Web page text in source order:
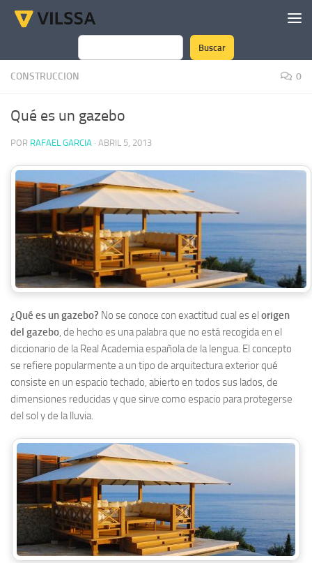
Saltar al contenido
Buscar
Buscar
CONSTRUCCION 0
Qué es un gazebo
POR RAFAEL GARCIA · ABRIL 5, 2013
¿Qué es un gazebo? No se conoce con exactitud cual es el origen
del gazebo, de hecho es una palabra que no está recogida en el
diccionario de la Real Academia española de la lengua. El concepto
se refiere popularmente a un tipo de arquitectura exterior qué
consiste en un espacio techado, abierto en todos sus lados, de
dimensiones reducidas y que sirve como espacio para protegerse
del sol y de la lluvia.